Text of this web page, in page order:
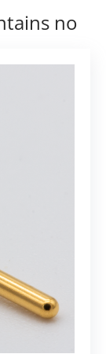
no